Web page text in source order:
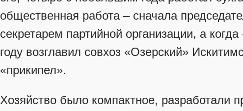
общественная работа – сначала
секретарем партийной организации, а
году возглавил совхоз «Озерский»
«прикипел».
Хозяйство было компактное, разработали